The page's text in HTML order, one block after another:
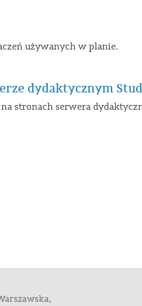
używanych w planie.
dydaktycznym
stronach serwera